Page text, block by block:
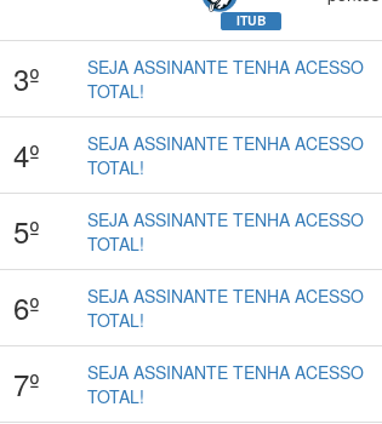
ITUB
3º
SEJA ASSINANTE TENHA ACESSO
TOTAL!
4º
SEJA ASSINANTE TENHA ACESSO
TOTAL!
5º
SEJA ASSINANTE TENHA ACESSO
TOTAL!
6º
SEJA ASSINANTE TENHA ACESSO
TOTAL!
7º
SEJA ASSINANTE TENHA ACESSO
TOTAL!